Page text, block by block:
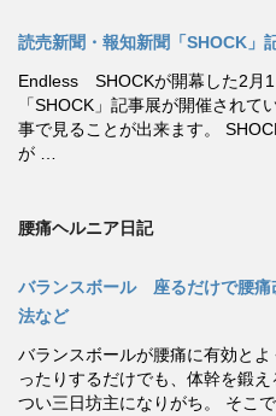
読売新聞・報知新聞「SHOCK
Endless SHOCKが開幕した2月
「SHOCK」記事展が開催され
事で見ることが出来ます。
が …
腰痛ヘルニア日記
バランスボール 座るだけで腰
法など
バランスボールが腰痛に有効と
ったりするだけでも、体幹を鍛
つい三日坊主になりがち。 そこ